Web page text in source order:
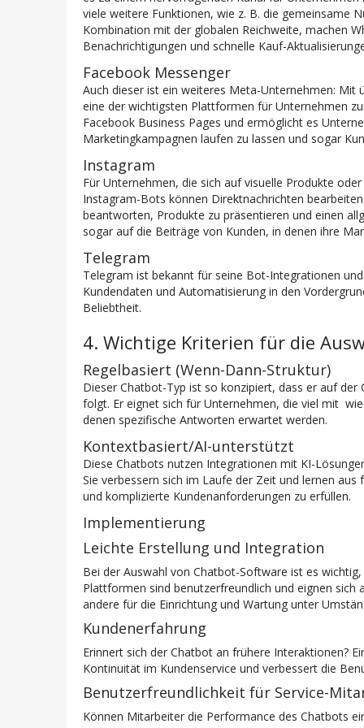
viele weitere Funktionen, wie z. B. die gemeinsame
Kombination mit der globalen Reichweite, machen
Benachrichtigungen und schnelle Kauf-
Facebook Messenger
Auch dieser ist ein weiteres Meta-Unternehmen:
eine der wichtigsten Plattformen für Unternehmen
Facebook Business Pages und ermöglicht es
Marketingkampagnen laufen zu lassen und sogar
Instagram
Für Unternehmen, die sich auf visuelle Produkte
Instagram-Bots können Direktnachrichten
beantworten, Produkte zu präsentieren und einen
sogar auf die Beiträge von Kunden, in denen ihre
Telegram
Telegram ist bekannt für seine Bot-Integrationen
Kundendaten und Automatisierung in den
Beliebtheit.
4. Wichtige Kriterien für die
Regelbasiert (Wenn-Dann-Struktur)
Dieser Chatbot-Typ ist so konzipiert, dass er auf
folgt. Er eignet sich für Unternehmen, die viel mit
denen spezifische Antworten erwartet werden.
Kontextbasiert/AI-unterstützt
Diese Chatbots nutzen Integrationen mit KI-
Sie verbessern sich im Laufe der Zeit und lernen
und komplizierte Kundenanforderungen zu erfüllen.
Implementierung
Leichte Erstellung und Integration
Bei der Auswahl von Chatbot-Software ist es
Plattformen sind benutzerfreundlich und eignen
andere für die Einrichtung und Wartung unter
Kundenerfahrung
Erinnert sich der Chatbot an frühere Interaktionen?
Kontinuität im Kundenservice und verbessert die
Benutzerfreundlichkeit für Service-
Können Mitarbeiter die Performance des Chatbots